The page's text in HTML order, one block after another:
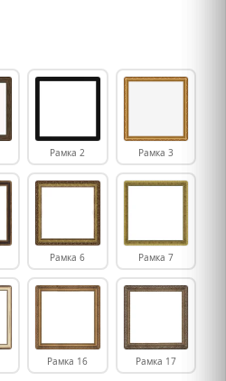
Рамка 2 Рамка 3
Рамка 6 Рамка 7
Рамка 16 Рамка 17